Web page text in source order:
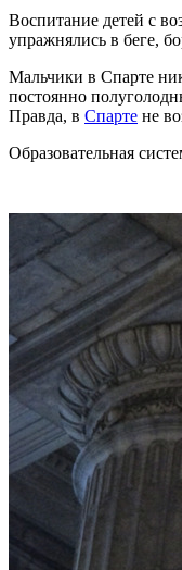
Воспитание детей с
упражнялись в беге,
Мальчики в Спарте
постоянно
Правда, в Спарте не
Образовательная